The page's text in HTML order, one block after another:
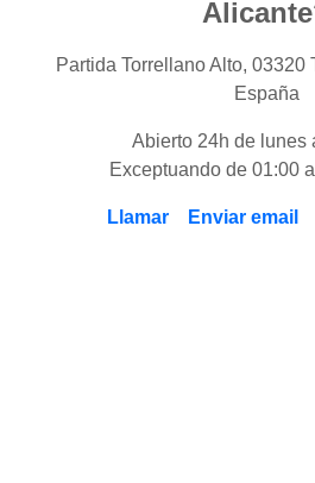
Partida Torrellano Alto, 03320
España
Abierto 24h de lunes
Exceptuando de 01:00
Llamar Enviar email